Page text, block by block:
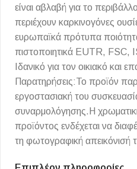
είναι αβλαβή για το
περιέχουν καρκινογόνες
ευρωπαϊκά πρότυπα
πιστοποιητικά EUTR, FSC,
Ιδανικό για τον οικιακό και
Παρατηρήσεις:Το προϊόν
εργοστασιακή του
συναρμολόγησης.Η
προϊόντος ενδέχεται να
τη φωτογραφική απεικόνισή